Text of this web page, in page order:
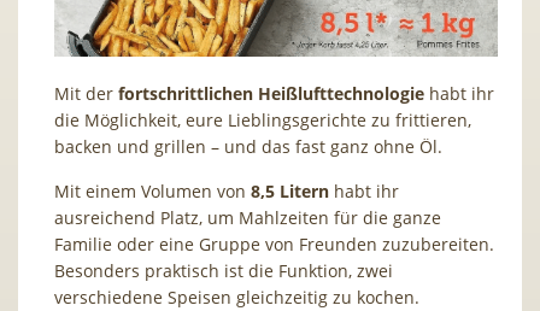
Mit der fortschrittlichen Heißlufttechnologie habt ihr
die Möglichkeit, eure Lieblingsgerichte zu frittieren,
backen und grillen – und das fast ganz ohne Öl.
Mit einem Volumen von 8,5 Litern habt ihr
ausreichend Platz, um Mahlzeiten für die ganze
Familie oder eine Gruppe von Freunden zuzubereiten.
Besonders praktisch ist die Funktion, zwei
verschiedene Speisen gleichzeitig zu kochen.